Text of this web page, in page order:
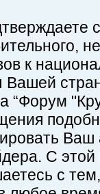
к
Вашей
“Форум
Ваш
С
с